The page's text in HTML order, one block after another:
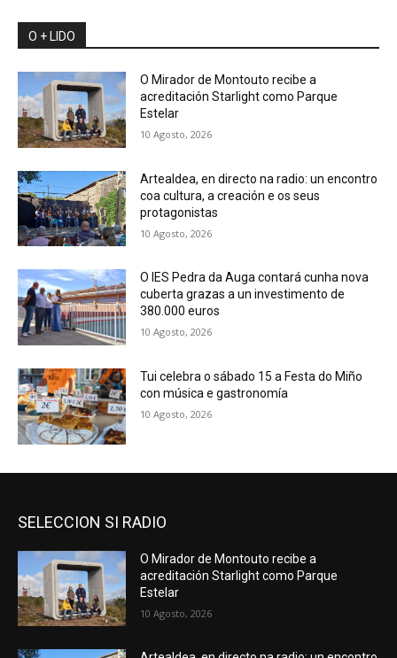
O + LIDO
O Mirador de Montouto recibe a
acreditación Starlight como Parque
Estelar
10 Agosto, 2026
Artealdea, en directo na radio: un encontro
coa cultura, a creación e os seus
protagonistas
10 Agosto, 2026
O IES Pedra da Auga contará cunha nova
cuberta grazas a un investimento de
380.000 euros
10 Agosto, 2026
Tui celebra o sábado 15 a Festa do Miño
con música e gastronomía
10 Agosto, 2026
SELECCION SI RADIO
O Mirador de Montouto recibe a
acreditación Starlight como Parque
Estelar
10 Agosto, 2026